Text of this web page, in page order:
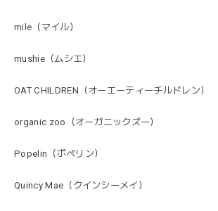
mile（マイル）
mushie（ムシエ）
OAT CHILDREN（オーエーティーチルドレン）
organic zoo（オーガニックズー）
Popelin（ポペリン）
Quincy Mae（クインシーメイ）